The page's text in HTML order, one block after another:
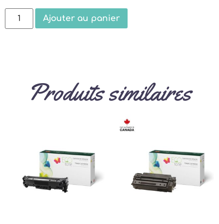
Ajouter au panier
Produits similaires